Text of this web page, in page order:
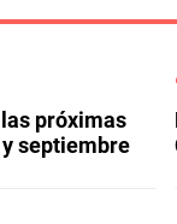
próximas
y septiembre